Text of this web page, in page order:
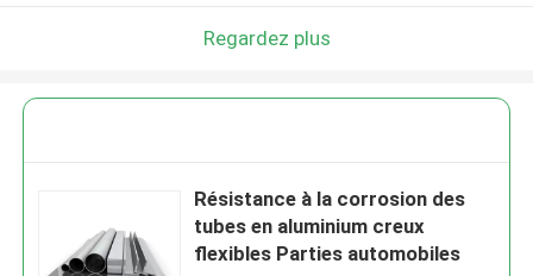
Regardez plus
Résistance à la corrosion des
tubes en aluminium creux
flexibles Parties automobiles